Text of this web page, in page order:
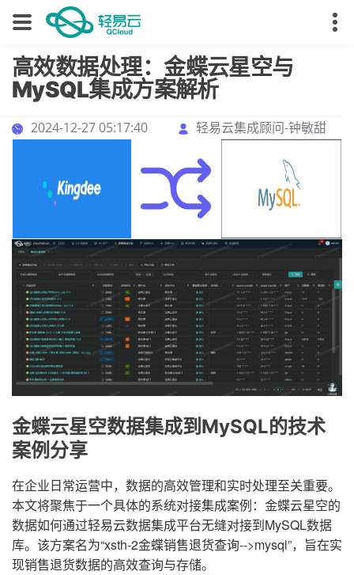
高效数据处理：金蝶云星空与
MySQL集成方案解析
2024-12-27 05:17:40 轻易云集成顾问-钟敏甜
金蝶云星空数据集成到MySQL的技术
案例分享
在企业日常运营中，数据的高效管理和实时处理至关重要。
本文将聚焦于一个具体的系统对接集成案例：金蝶云星空的
数据如何通过轻易云数据集成平台无缝对接到MySQL数据
库。该方案名为“xsth-2金蝶销售退货查询-->mysql”，旨在实
现销售退货数据的高效查询与存储。